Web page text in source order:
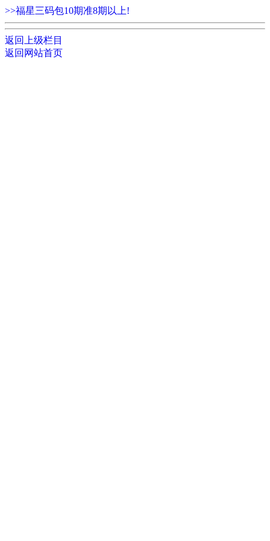
>>福星三码包10期准8期以上!
返回上级栏目
返回网站首页